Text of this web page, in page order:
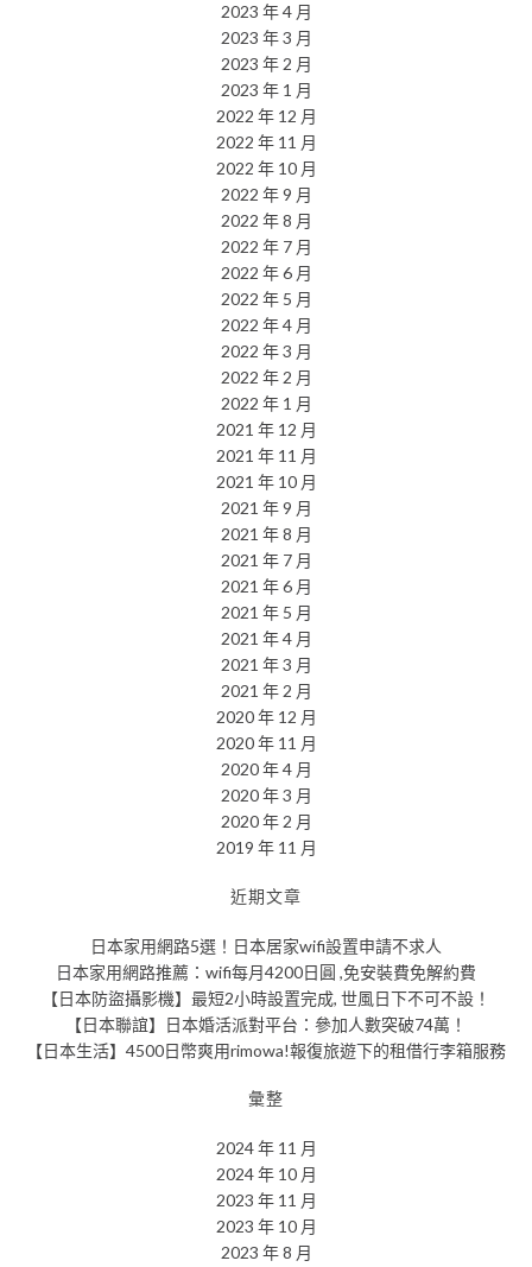
2023 年 4 月
2023 年 3 月
2023 年 2 月
2023 年 1 月
2022 年 12 月
2022 年 11 月
2022 年 10 月
2022 年 9 月
2022 年 8 月
2022 年 7 月
2022 年 6 月
2022 年 5 月
2022 年 4 月
2022 年 3 月
2022 年 2 月
2022 年 1 月
2021 年 12 月
2021 年 11 月
2021 年 10 月
2021 年 9 月
2021 年 8 月
2021 年 7 月
2021 年 6 月
2021 年 5 月
2021 年 4 月
2021 年 3 月
2021 年 2 月
2020 年 12 月
2020 年 11 月
2020 年 4 月
2020 年 3 月
2020 年 2 月
2019 年 11 月
近期文章
日本家用網路5選！日本居家wifi設置申請不求人
日本家用網路推薦：wifi每月4200日圓 ,免安裝費免解約費
【日本防盜攝影機】最短2小時設置完成, 世風日下不可不設！
【日本聯誼】日本婚活派對平台：參加人數突破74萬！
【日本生活】4500日幣爽用rimowa!報復旅遊下的租借行李箱服務
彙整
2024 年 11 月
2024 年 10 月
2023 年 11 月
2023 年 10 月
2023 年 8 月